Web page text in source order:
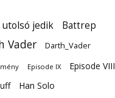
utolsó jedik Battrep
Vader Darth_Vader
Episode IX Episode VIII
Han Solo